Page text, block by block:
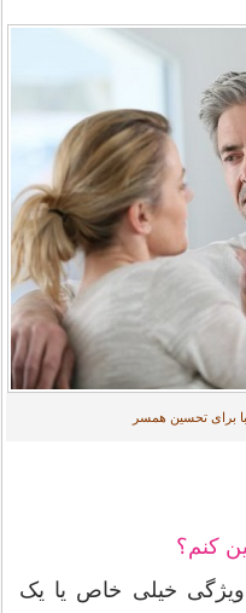
برای تحسین همسر
کنم؟
خیلی خاص یا یک